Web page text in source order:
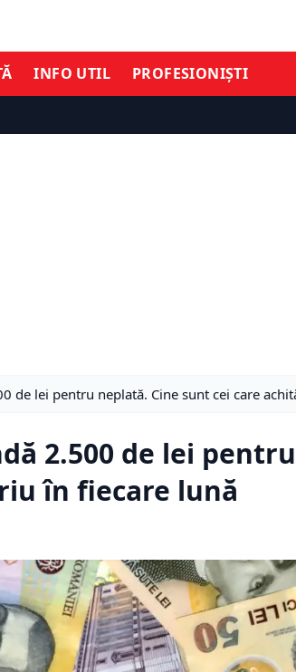
INFO UTIL PROFESIONIȘTI
de lei pentru neplată. Cine sunt cei care
2.500 de lei
în fiecare lună